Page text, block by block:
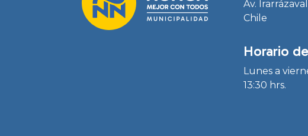
Av.
Chile
Horario
Lunes a
13:30 hrs.